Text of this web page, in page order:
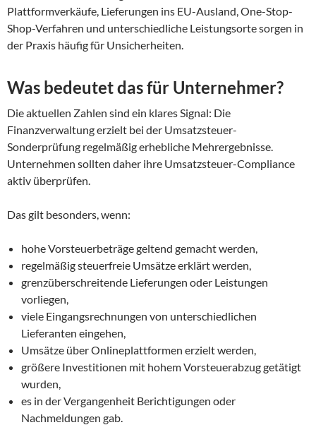
Plattformverkäufe, Lieferungen ins EU-Ausland, One-Stop-
Shop-Verfahren und unterschiedliche Leistungsorte sorgen in
der Praxis häufig für Unsicherheiten.
Was bedeutet das für Unternehmer?
Die aktuellen Zahlen sind ein klares Signal: Die
Finanzverwaltung erzielt bei der Umsatzsteuer-
Sonderprüfung regelmäßig erhebliche Mehrergebnisse.
Unternehmen sollten daher ihre Umsatzsteuer-Compliance
aktiv überprüfen.
Das gilt besonders, wenn:
hohe Vorsteuerbeträge geltend gemacht werden,
regelmäßig steuerfreie Umsätze erklärt werden,
grenzüberschreitende Lieferungen oder Leistungen
vorliegen,
viele Eingangsrechnungen von unterschiedlichen
Lieferanten eingehen,
Umsätze über Onlineplattformen erzielt werden,
größere Investitionen mit hohem Vorsteuerabzug getätigt
wurden,
es in der Vergangenheit Berichtigungen oder
Nachmeldungen gab.